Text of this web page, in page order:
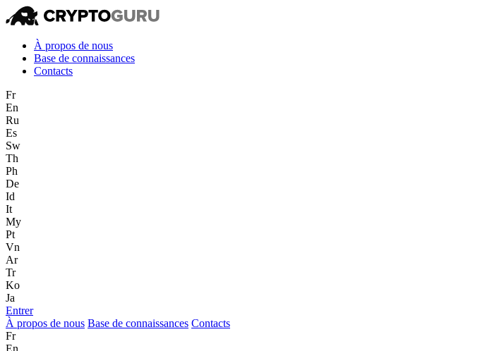
À propos de nous
Base de connaissances
Contacts
Fr
En
Ru
Es
Sw
Th
Ph
De
Id
It
My
Pt
Vn
Ar
Tr
Ko
Ja
Entrer
À propos de nous Base de connaissances Contacts
Fr
En